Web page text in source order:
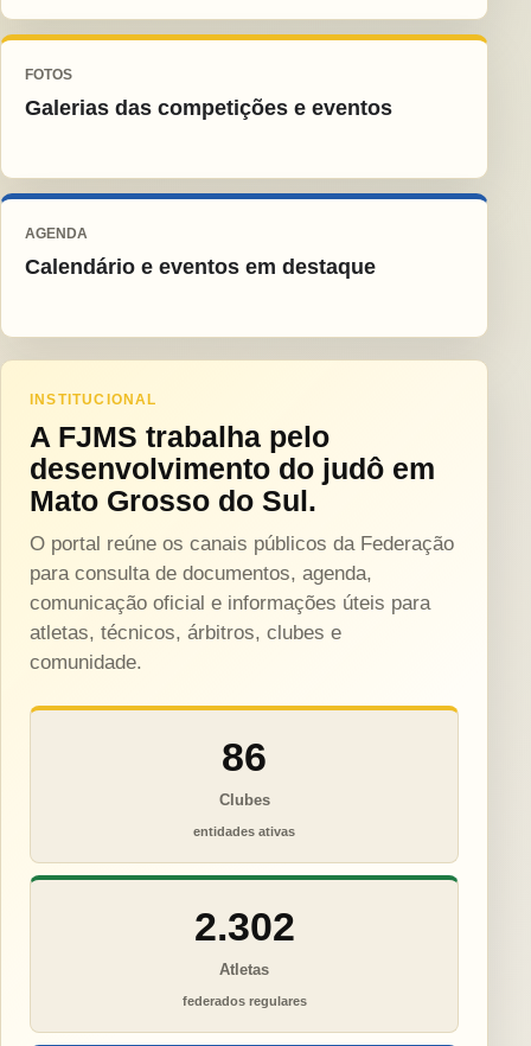
FOTOS
Galerias das competições e eventos
AGENDA
Calendário e eventos em destaque
INSTITUCIONAL
A FJMS trabalha pelo
desenvolvimento do judô em
Mato Grosso do Sul.
O portal reúne os canais públicos da Federação
para consulta de documentos, agenda,
comunicação oficial e informações úteis para
atletas, técnicos, árbitros, clubes e
comunidade.
86
Clubes
entidades ativas
2.302
Atletas
federados regulares